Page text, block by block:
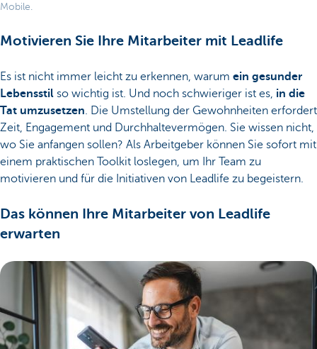
Mobile.
Motivieren Sie Ihre Mitarbeiter mit Leadlife
Es ist nicht immer leicht zu erkennen, warum ein gesunder
Lebensstil so wichtig ist. Und noch schwieriger ist es, in die
Tat umzusetzen. Die Umstellung der Gewohnheiten erfordert
Zeit, Engagement und Durchhaltevermögen. Sie wissen nicht,
wo Sie anfangen sollen? Als Arbeitgeber können Sie sofort mit
einem praktischen Toolkit loslegen, um Ihr Team zu
motivieren und für die Initiativen von Leadlife zu begeistern.
Das können Ihre Mitarbeiter von Leadlife
erwarten